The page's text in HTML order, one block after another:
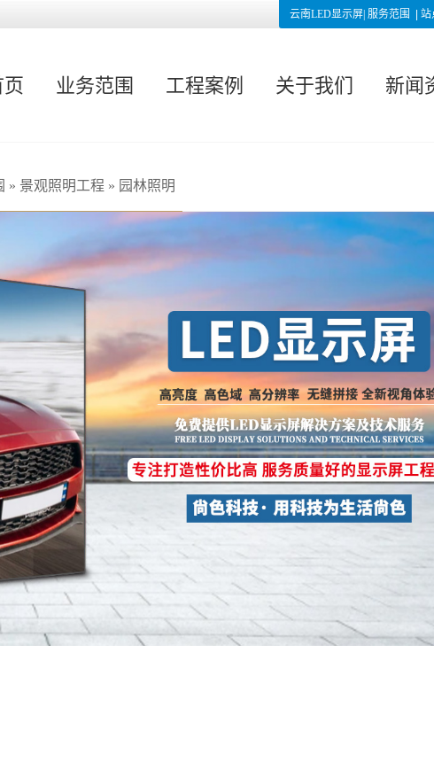
云南LED显示屏| 服务范围 站
页 业务范围 工程案例 关于我们 新闻
» 景观照明工程 » 园林照明